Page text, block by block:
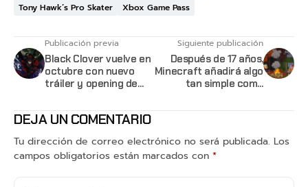
Tony Hawk’s Pro Skater
Xbox Game Pass
Publicación previa
Black Clover vuelve en
octubre con nuevo
tráiler y opening de
Siguiente publicación
Después de 17 años,
Minecraft añadirá algo
tan simple como
DEJA UN COMENTARIO
Tu dirección de correo electrónico no será publicada. Los
campos obligatorios están marcados con *